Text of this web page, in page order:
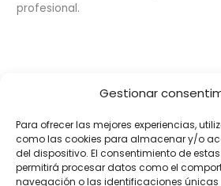
Gestionar
Para ofrecer las mejores experiencias,
como las cookies para almacenar y/o
del dispositivo. El consentimiento de
permitirá procesar datos como el
navegación o las identificaciones únicas
profesional.